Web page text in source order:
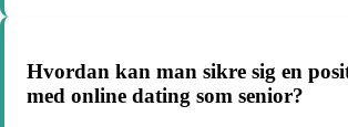
Hvordan kan man sikre sig en
med online dating som senior?